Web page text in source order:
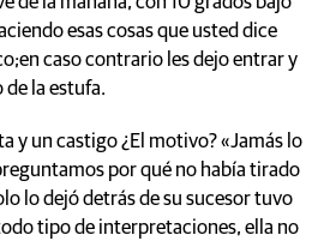
esas cosas que usted dice
caso contrario les dejo entrar y
de la estufa.
y un castigo ¿El motivo? «Jamás lo
por qué no había tirado
lo dejó detrás de su sucesor tuvo
tipo de interpretaciones, ella no